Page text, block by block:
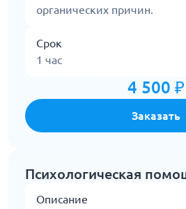
органических причин.
Срок
1 час
4 500 ₽
Заказать
Психологическая
Описание